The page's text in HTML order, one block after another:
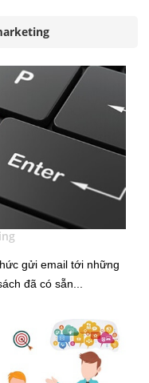
gửi email tới những
đã có sẵn...